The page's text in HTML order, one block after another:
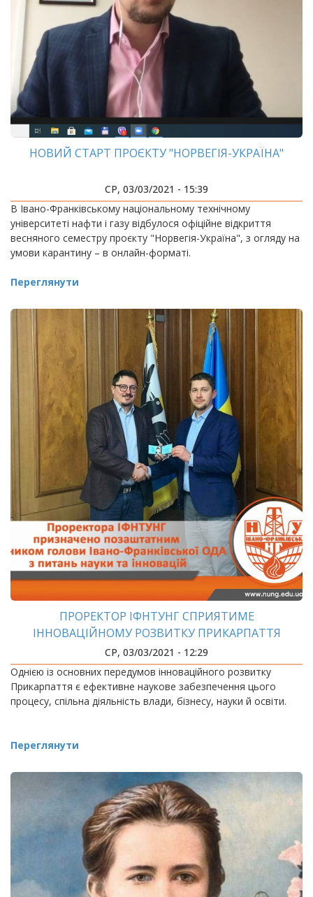
НОВИЙ СТАРТ ПРОЄКТУ "НОРВЕГІЯ-УКРАЇНА"
СР, 03/03/2021 - 15:39
В Івано-Франківському національному технічному
університеті нафти і газу відбулося офіційне відкриття
весняного семестру проєкту "Норвегія-Україна", з огляду на
умови карантину – в онлайн-форматі.
Переглянути
ПРОРЕКТОР ІФНТУНГ СПРИЯТИМЕ
ІННОВАЦІЙНОМУ РОЗВИТКУ ПРИКАРПАТТЯ
СР, 03/03/2021 - 12:29
Однією із основних передумов інноваційного розвитку
Прикарпаття є ефективне наукове забезпечення цього
процесу, спільна діяльність влади, бізнесу, науки й освіти.
Переглянути